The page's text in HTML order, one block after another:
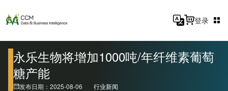
登录
永乐生物将增加1000吨/年纤维素葡萄
糖产能
发布日期：2025-08-06
行业新闻